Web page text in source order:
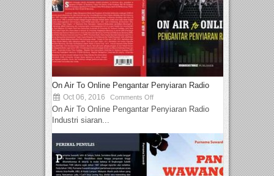
On Air To Online Pengantar Penyiaran Radio
Oct 06, 2016 Comments Off
On Air To Online Pengantar Penyiaran Radio
Industri siaran...